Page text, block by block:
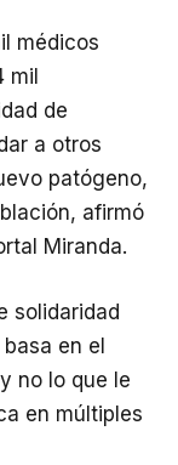
médicos
mil
de
a otros
patógeno,
afirmó
Miranda.
solidaridad
en el
no lo que le
en múltiples